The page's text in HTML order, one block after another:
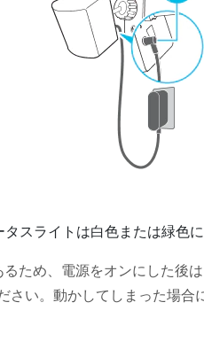
スライトは白色または緑色に
ため、電源をオンにした後
さい。動かしてしまった場合